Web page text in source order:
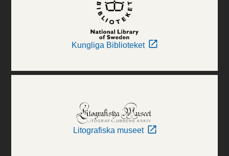
Kungliga Biblioteket
Litografiska museet